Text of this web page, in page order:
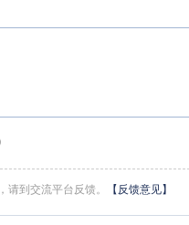
到交流平台反馈。 【反馈意见】